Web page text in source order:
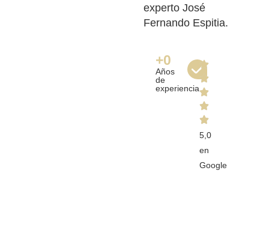
experto José
Fernando Espitia.
+0
Años
de
experiencia
5,0
en
Google